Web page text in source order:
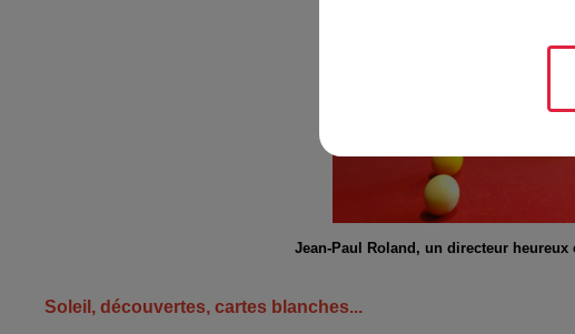
Jean-Paul Roland, un directeur heureux
Soleil, découvertes, cartes blanches...